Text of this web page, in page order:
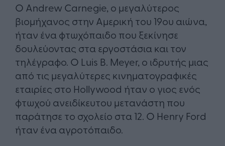
Ο Andrew Carnegie, ο μεγαλύτερος
βιομήχανος στην Αμερική του 19ου αιώνα,
ήταν ένα φτωχόπαιδο που ξεκίνησε
δουλεύοντας στα εργοστάσια και τον
τηλέγραφο. Ο Luis B. Meyer, ο ιδρυτής μιας
από τις μεγαλύτερες κινηματογραφικές
εταιρίες στο Hollywood ήταν ο γιος ενός
φτωχού ανειδίκευτου μετανάστη που
παράτησε το σχολείο στα 12. Ο Henry Ford
ήταν ένα αγροτόπαιδο.